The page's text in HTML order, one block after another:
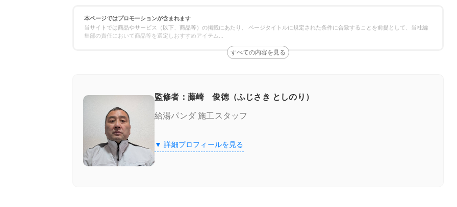
本ページではプロモーションが含まれます
当サイトでは商品やサービス（以下、商品等）の掲載にあたり、 ページタイトルに規定された条件に合致することを前提として、当社編
集部の責任において商品等を選定しおすすめアイテム
監修者：藤崎 俊徳（ふじさき としのり）
給湯パンダ 施工スタッフ
▼ 詳細プロフィールを見る